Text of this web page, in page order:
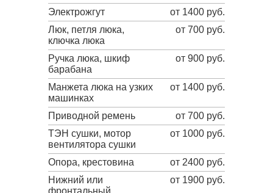
Электрожгут
от 1400 руб.
Люк, петля люка,
ключка люка
от 700 руб.
Ручка люка, шкиф
барабана
от 900 руб.
Манжета люка на узких
машинках
от 1400 руб.
Приводной ремень
от 700 руб.
ТЭН сушки, мотор
вентилятора сушки
от 1000 руб.
Опора, крестовина
от 2400 руб.
Нижний или
фронтальный
от 1900 руб.